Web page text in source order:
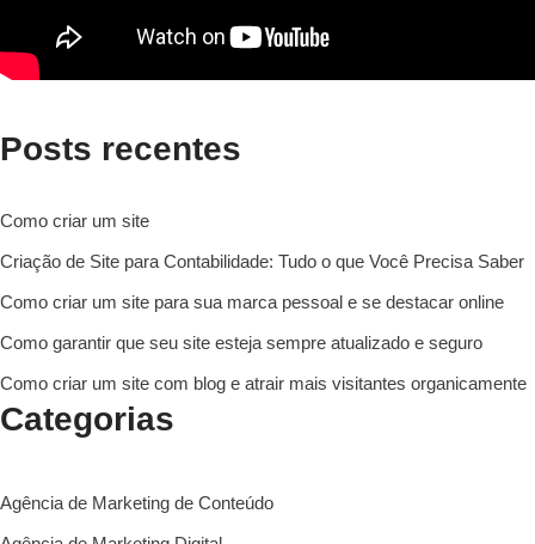
Posts recentes
Como criar um site
Criação de Site para Contabilidade: Tudo o que Você Precisa Saber
Como criar um site para sua marca pessoal e se destacar online
Como garantir que seu site esteja sempre atualizado e seguro
Como criar um site com blog e atrair mais visitantes organicamente
Categorias
Agência de Marketing de Conteúdo